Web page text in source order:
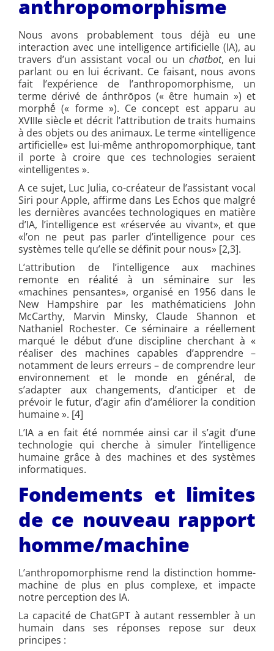
anthropomorphisme
Nous avons probablement tous déjà eu une
interaction avec une intelligence artificielle (IA), au
travers d’un assistant vocal ou un chatbot, en lui
parlant ou en lui écrivant. Ce faisant, nous avons
fait l’expérience de l’anthropomorphisme, un
terme dérivé de ánthrōpos (« être humain ») et
morphḗ (« forme »). Ce concept est apparu au
XVIIIe siècle et décrit l’attribution de traits humains
à des objets ou des animaux. Le terme «intelligence
artificielle» est lui-même anthropomorphique, tant
il porte à croire que ces technologies seraient
«intelligentes ».
A ce sujet, Luc Julia, co-créateur de l’assistant vocal
Siri pour Apple, affirme dans Les Echos que malgré
les dernières avancées technologiques en matière
d’IA, l’intelligence est «réservée au vivant», et que
«l’on ne peut pas parler d’intelligence pour ces
systèmes telle qu’elle se définit pour nous» [2,3].
L’attribution de l’intelligence aux machines
remonte en réalité à un séminaire sur les
«machines pensantes», organisé en 1956 dans le
New Hampshire par les mathématiciens John
McCarthy, Marvin Minsky, Claude Shannon et
Nathaniel Rochester. Ce séminaire a réellement
marqué le début d’une discipline cherchant à «
réaliser des machines capables d’apprendre –
notamment de leurs erreurs – de comprendre leur
environnement et le monde en général, de
s’adapter aux changements, d’anticiper et de
prévoir le futur, d’agir afin d’améliorer la condition
humaine ». [4]
L’IA a en fait été nommée ainsi car il s’agit d’une
technologie qui cherche à simuler l’intelligence
humaine grâce à des machines et des systèmes
informatiques.
Fondements et limites
de ce nouveau rapport
homme/machine
L’anthropomorphisme rend la distinction homme-
machine de plus en plus complexe, et impacte
notre perception des IA.
La capacité de ChatGPT à autant ressembler à un
humain dans ses réponses repose sur deux
principes :